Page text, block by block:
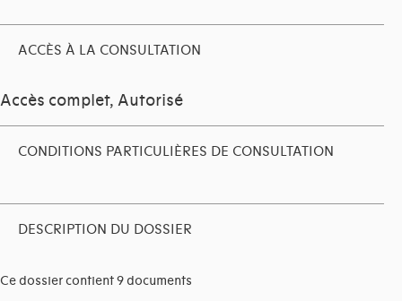
ACCÈS À LA CONSULTATION
Accès complet, Autorisé
CONDITIONS PARTICULIÈRES DE CONSULTATION
DESCRIPTION DU DOSSIER
Ce dossier contient 9 documents